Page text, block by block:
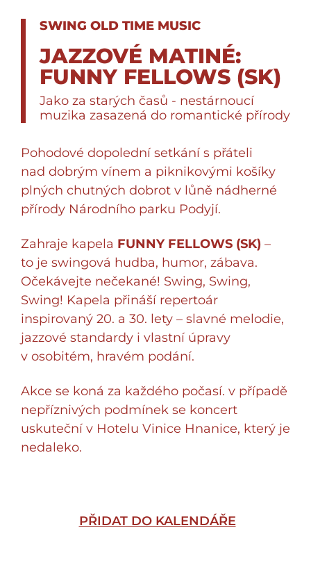
SWING OLD TIME MUSIC
JAZZOVÉ MATINÉ:
FUNNY FELLOWS (SK)
Jako za starých časů - nestárnoucí
muzika zasazená do romantické přírody
Pohodové dopolední setkání s přáteli
nad dobrým vínem a piknikovými košíky
plných chutných dobrot v lůně nádherné
přírody Národního parku Podyjí.
Zahraje kapela FUNNY FELLOWS (SK) –
to je swingová hudba, humor, zábava.
Očekávejte nečekané! Swing, Swing,
Swing! Kapela přináší repertoár
inspirovaný 20. a 30. lety – slavné melodie,
jazzové standardy i vlastní úpravy
v osobitém, hravém podání.
Akce se koná za každého počasí. v případě
nepříznivých podmínek se koncert
uskuteční v Hotelu Vinice Hnanice, který je
nedaleko.
PŘIDAT DO KALENDÁŘE